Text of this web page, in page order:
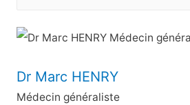
c
e
r
Dr Marc HENRY
Médecin généraliste